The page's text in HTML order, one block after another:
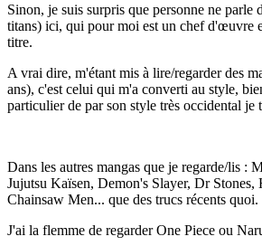
Sinon, je suis surpris que personne ne parle
titans) ici, qui pour moi est un chef d'œuvre
titre.
A vrai dire, m'étant mis à lire/regarder des
ans), c'est celui qui m'a converti au style,
particulier de par son style très occidental je
Dans les autres mangas que je regarde/lis :
Jujutsu Kaïsen, Demon's Slayer, Dr Stones,
Chainsaw Men... que des trucs récents quoi.
J'ai la flemme de regarder One Piece ou